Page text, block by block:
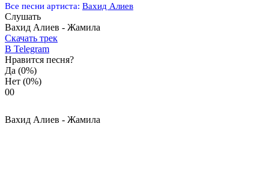
Все песни артиста: Вахид Алиев
Слушать
Вахид Алиев - Жамила
Скачать трек
В Telegram
Нравится песня?
Да (0%)
Нет (0%)
00
Вахид Алиев - Жамила